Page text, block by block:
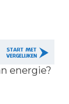
energie?